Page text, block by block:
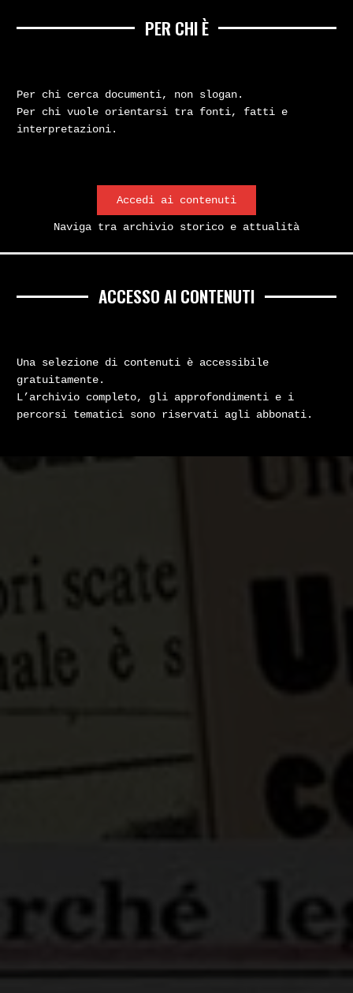
PER CHI È
Per chi cerca documenti, non slogan.
Per chi vuole orientarsi tra fonti, fatti e
interpretazioni.
Accedi ai contenuti
Naviga tra archivio storico e attualità
ACCESSO AI CONTENUTI
Una selezione di contenuti è accessibile
gratuitamente.
L’archivio completo, gli approfondimenti e i
percorsi tematici sono riservati agli abbonati.